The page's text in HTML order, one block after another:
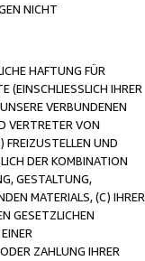
NICHT
HAFTUNG FÜR
(EINSCHLIESSLICH IHRER
VERBUNDENEN
VERTRETER VON
FREIZUSTELLEN UND
DER KOMBINATION
GESTALTUNG,
MATERIALS, (C) IHRER
GESETZLICHEN
ZAHLUNG IHRER